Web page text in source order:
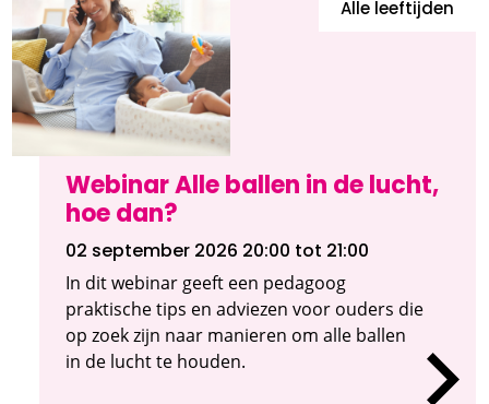
Webinar Alle ballen in de lucht,
hoe dan?
Alle leeftijden
02 september 2026 20:00 tot 21:00
In dit webinar geeft een pedagoog
praktische tips en adviezen voor ouders die
op zoek zijn naar manieren om alle ballen
in de lucht te houden.